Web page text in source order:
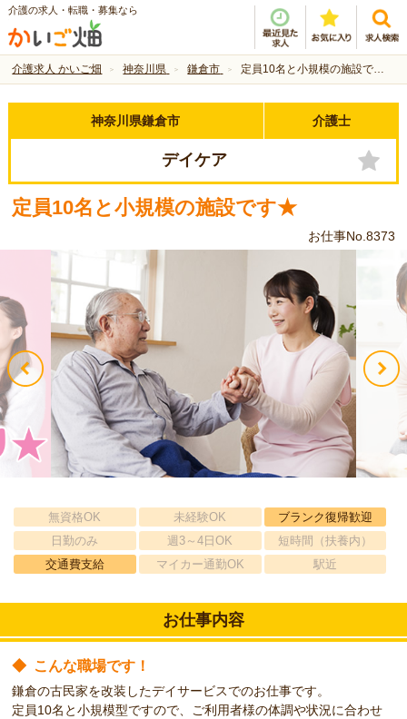
介護の求人・転職・募集なら
介護求人 かいご畑 神奈川県 鎌倉市 定員10名と小規模の施設です★
神奈川県鎌倉市 介護士
デイケア
定員10名と小規模の施設です★
お仕事No.8373
無資格OK 未経験OK
ブランク復帰歓迎
日勤のみ
週3～4日OK
短時間（扶養内）
交通費支給
マイカー通勤OK 駅近
お仕事内容
◆ こんな職場です！
鎌倉の古民家を改装したデイサービスでのお仕事です。
定員10名と小規模型ですので、ご利用者様の体調や状況に合わせ